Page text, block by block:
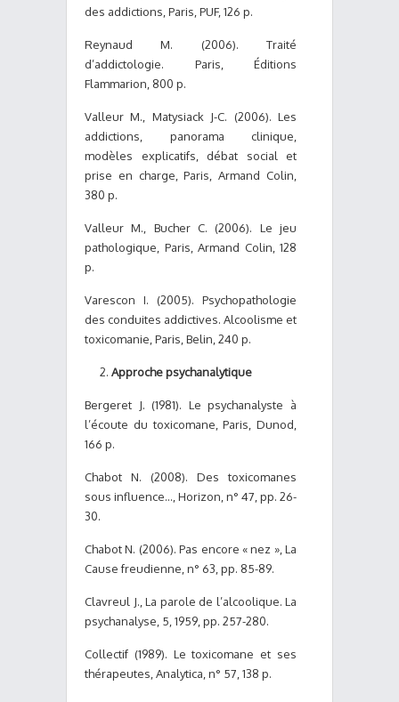
des addictions, Paris, PUF, 126 p.
Reynaud M. (2006). Traité
d’addictologie. Paris, Éditions
Flammarion, 800 p.
Valleur M., Matysiack J-C. (2006). Les
addictions, panorama clinique,
modèles explicatifs, débat social et
prise en charge, Paris, Armand Colin,
380 p.
Valleur M., Bucher C. (2006). Le jeu
pathologique, Paris, Armand Colin, 128
p.
Varescon I. (2005). Psychopathologie
des conduites addictives. Alcoolisme et
toxicomanie, Paris, Belin, 240 p.
Approche psychanalytique
Bergeret J. (1981). Le psychanalyste à
l’écoute du toxicomane, Paris, Dunod,
166 p.
Chabot N. (2008). Des toxicomanes
sous influence…, Horizon, n° 47, pp. 26-
30.
Chabot N. (2006). Pas encore « nez », La
Cause freudienne, n° 63, pp. 85-89.
Clavreul J., La parole de l’alcoolique. La
psychanalyse, 5, 1959, pp. 257-280.
Collectif (1989). Le toxicomane et ses
thérapeutes, Analytica, n° 57, 138 p.